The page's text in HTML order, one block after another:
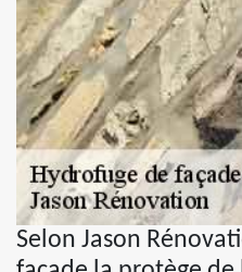
Selon Jason